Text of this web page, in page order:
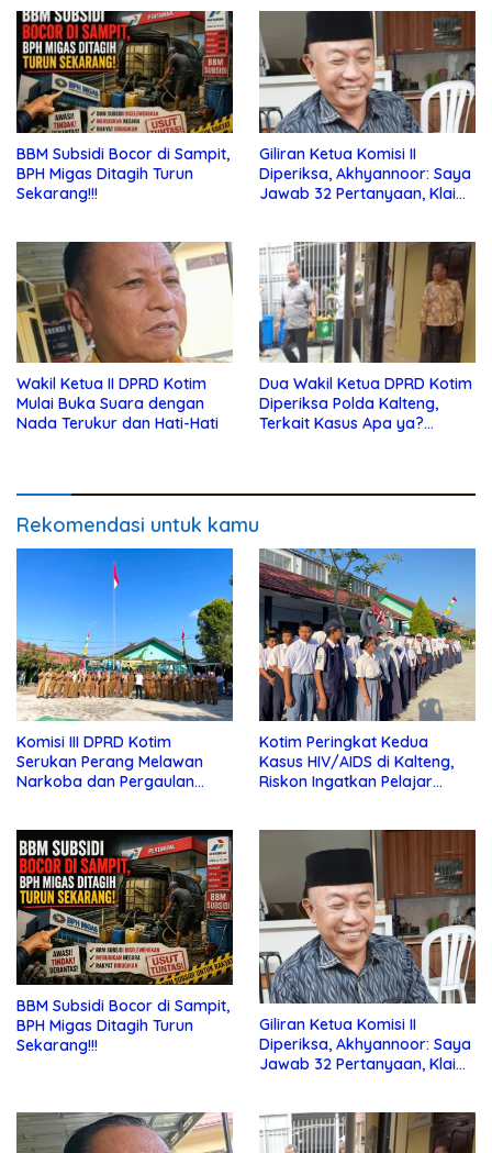
BBM Subsidi Bocor di Sampit,
BPH Migas Ditagih Turun
Sekarang!!!
Giliran Ketua Komisi II
Diperiksa, Akhyannoor: Saya
Jawab 32 Pertanyaan, Klaim
Wakil Ketua II DPRD Kotim
Mulai Buka Suara dengan
Nada Terukur dan Hati-Hati
Dua Wakil Ketua DPRD Kotim
Diperiksa Polda Kalteng,
Terkait Kasus Apa ya?…
Rekomendasi untuk kamu
Komisi III DPRD Kotim
Serukan Perang Melawan
Narkoba dan Pergaulan
Kotim Peringkat Kedua
Kasus HIV/AIDS di Kalteng,
Riskon Ingatkan Pelajar
BBM Subsidi Bocor di Sampit,
BPH Migas Ditagih Turun
Sekarang!!!
Giliran Ketua Komisi II
Diperiksa, Akhyannoor: Saya
Jawab 32 Pertanyaan, Klaim